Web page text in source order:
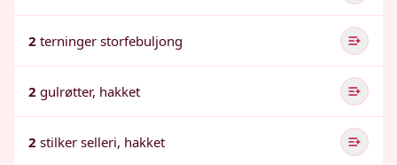
2 terninger storfebuljong
2 gulrøtter, hakket
2 stilker selleri, hakket